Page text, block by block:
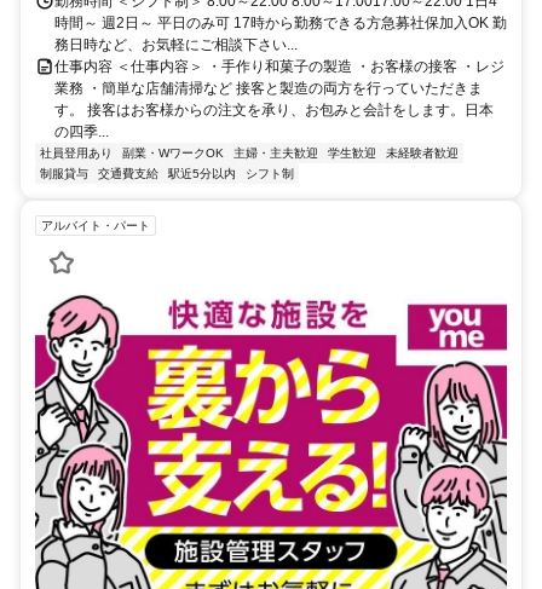
時間～ 週2日～ 平日のみ可 17時から勤務できる方急募社保加入OK 勤
務日時など、お気軽にご相談下さい...
仕事内容 ＜仕事内容＞ ・手作り和菓子の製造 ・お客様の接客 ・レジ
業務 ・簡単な店舗清掃など 接客と製造の両方を行っていただきま
す。 接客はお客様からの注文を承り、お包みと会計をします。日本
の四季...
社員登用あり 副業・WワークOK 主婦・主夫歓迎 学生歓迎
未経験者歓迎
制服貸与
交通費支給 駅近5分以内 シフト制
アルバイト・パート